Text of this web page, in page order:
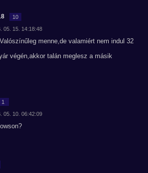
10
05. 15. 14:18:48
menne,de valamiért nem indul 32
végén,akkor talán meglesz a másik
1
05. 10. 06:42:09